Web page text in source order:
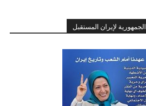
لإيران المستقبل